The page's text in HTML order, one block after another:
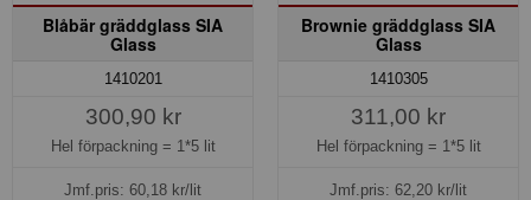
Blåbär gräddglass SIA
Glass
1410201
300,90 kr
Hel förpackning = 1*5 lit
Jmf.pris: 60,18 kr/lit
Brownie gräddglass SIA
Glass
1410305
311,00 kr
Hel förpackning = 1*5 lit
Jmf.pris: 62,20 kr/lit